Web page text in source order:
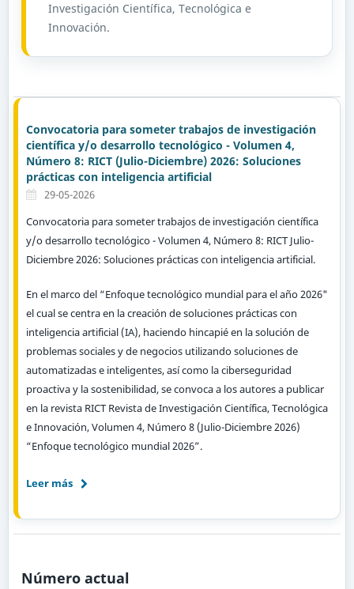
Investigación Científica, Tecnológica e
Innovación.
Convocatoria para someter trabajos de investigación
científica y/o desarrollo tecnológico - Volumen 4,
Número 8: RICT (Julio-Diciembre) 2026: Soluciones
prácticas con inteligencia artificial
29-05-2026
Convocatoria para someter trabajos de investigación científica
y/o desarrollo tecnológico - Volumen 4, Número 8: RICT Julio-
Diciembre 2026: Soluciones prácticas con inteligencia artificial.
En el marco del “Enfoque tecnológico mundial para el año 2026"
el cual se centra en la creación de soluciones prácticas con
inteligencia artificial (IA), haciendo hincapié en la solución de
problemas sociales y de negocios utilizando soluciones de
automatizadas e inteligentes, así como la ciberseguridad
proactiva y la sostenibilidad, se convoca a los autores a publicar
en la revista RICT Revista de Investigación Científica, Tecnológica
e Innovación, Volumen 4, Número 8 (Julio-Diciembre 2026)
“Enfoque tecnológico mundial 2026”.
Leer más
Número actual